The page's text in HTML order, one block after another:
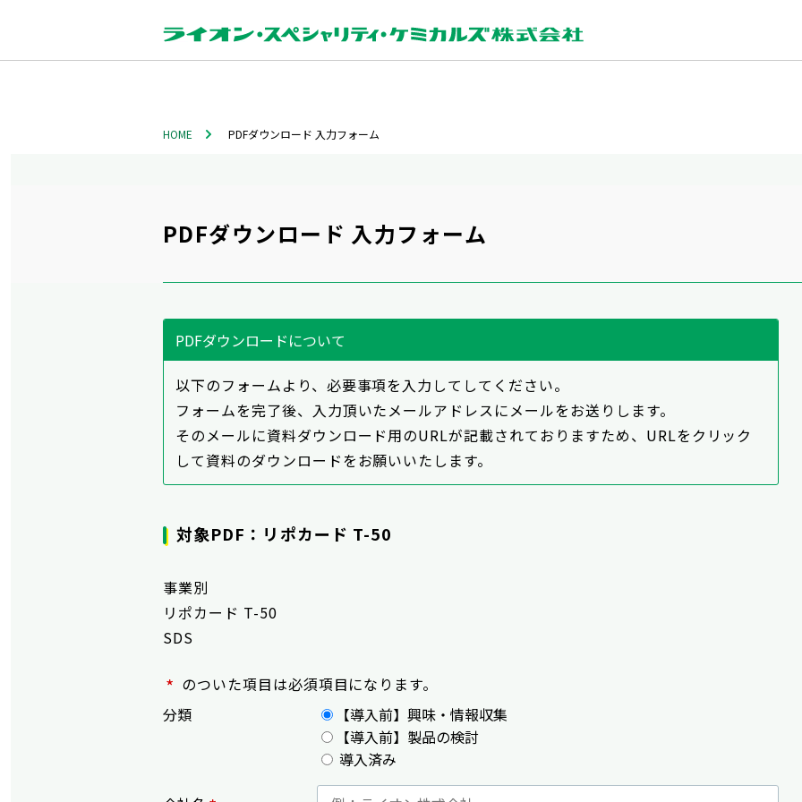
HOME PDFダウンロード 入力フォーム
PDFダウンロード 入力フォーム
PDFダウンロードについて
以下のフォームより、必要事項を入力してしてください。
フォームを完了後、入力頂いたメールアドレスにメールをお送りします。
そのメールに資料ダウンロード用のURLが記載されておりますため、URLをクリック
して資料のダウンロードをお願いいたします。
対象PDF：リポカード T-50
事業別
リポカード T-50
SDS
* のついた項目は必須項目になります。
分類
【導入前】興味・情報収集
【導入前】製品の検討
導入済み